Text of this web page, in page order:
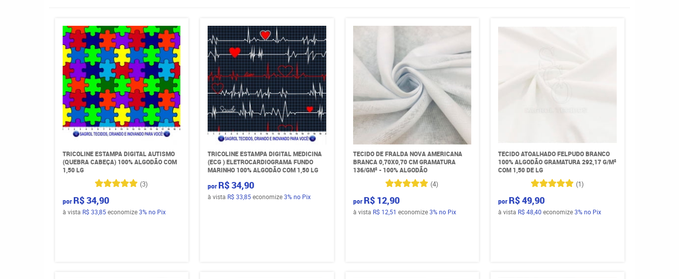
TRICOLINE ESTAMPA DIGITAL AUTISMO
(QUEBRA CABEÇA) 100% ALGODÃO COM
1,50 LG
(3)
por R$ 34,90
à vista R$ 33,85economize3% no Pix
TRICOLINE ESTAMPA DIGITAL MEDICINA
(ECG ) ELETROCARDIOGRAMA FUNDO
MARINHO 100% ALGODÃO COM 1,50 LG
por R$ 34,90
à vista R$ 33,85economize3%no Pix
TECIDO DE FRALDA NOVA AMERICANA
BRANCA 0,70X0,70 CM GRAMATURA
136/GM² - 100% ALGODÃO
(4)
por R$ 12,90
à vista R$ 12,51 economize3% no Pix
TECIDO ATOALHADO FELPUDO BRANCO
100% ALGODÃO GRAMATURA 292,17 G/M²
COM 1,50 DE LG
(1)
por R$ 49,90
à vista R$ 48,40 economize3%no Pix